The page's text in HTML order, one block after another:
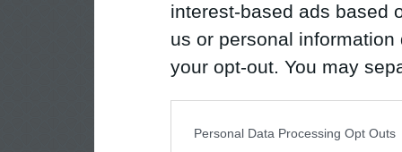
interest-based ads based
us or personal
your opt-out. You may
Personal Data Processing Opt Outs